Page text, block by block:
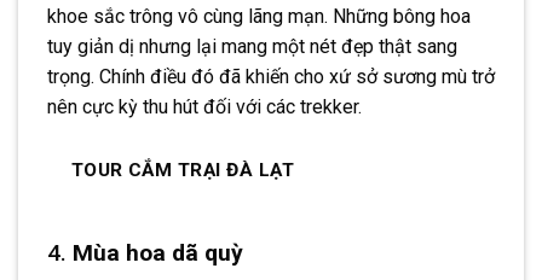
khoe sắc trông vô cùng lãng mạn. Những bông hoa
tuy giản dị nhưng lại mang một nét đẹp thật sang
trọng. Chính điều đó đã khiến cho xứ sở sương mù trở
nên cực kỳ thu hút đối với các trekker.
TOUR CẮM TRẠI ĐÀ LẠT
4. Mùa hoa dã quỳ